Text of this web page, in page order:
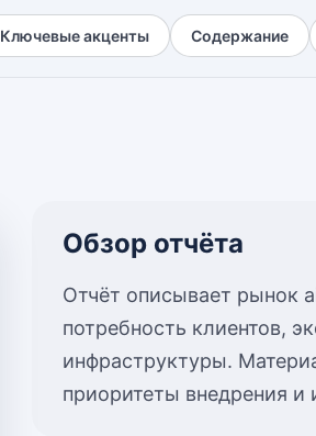
Ключевые акценты Содержание
Обзор отчёта
Отчёт описывает рынок
потребность клиентов,
инфраструктуры.
приоритеты внедрения и